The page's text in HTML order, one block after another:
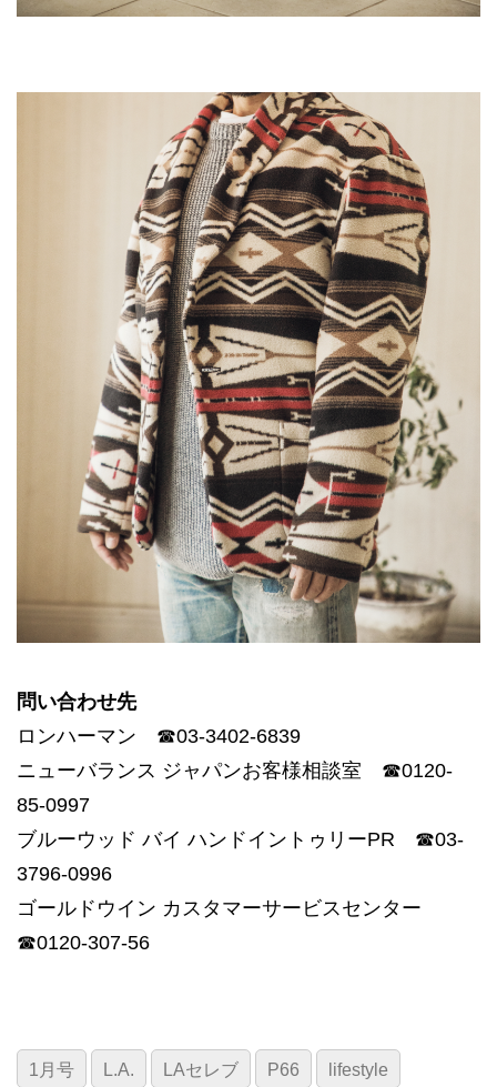
問い合わせ先
ロンハーマン ☎03-3402-6839
ニューバランス ジャパンお客様相談室 ☎0120-
85-0997
ブルーウッド バイ ハンドイントゥリーPR ☎03-
3796-0996
ゴールドウイン カスタマーサービスセンター
☎0120-307-56
1月号 L.A. LAセレブ P66 lifestyle